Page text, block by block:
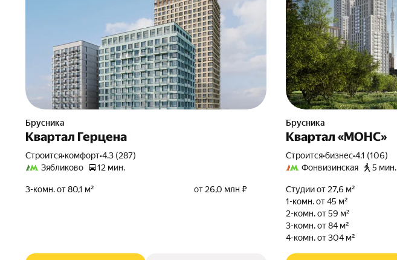
Брусника
Квартал Герцена
Строится•комфорт•4.3 (287)
Зябликово
12 мин.
3-комн. от 80,1 м² от 26,0 млн ₽
Брусника
Квартал «МОНС»
Строится•бизнес•4.1 (106)
Фонвизинская
5 мин.
Студии от 27,6 м²
1-комн. от 45 м²
2-комн. от 59 м²
3-комн. от 84 м²
4-комн. от 304 м²